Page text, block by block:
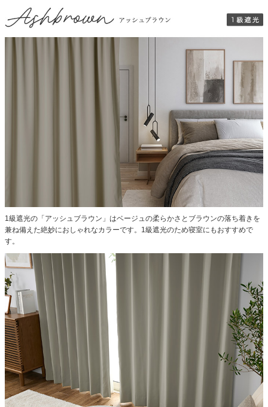
1級遮光の「アッシュブラウン」はベージュの柔らかさとブラウンの落ち着きを
兼ね備えた絶妙におしゃれなカラーです。1級遮光のため寝室にもおすすめで
す。